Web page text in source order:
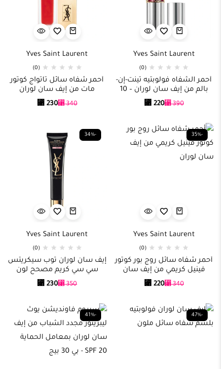
Yves Saint Laurent
(0)
أحمر الشفاه فولوبتيه تينت-إن-
بالم من إيف سان لوران – 10
سيديوس مي بينك
⃁390
⃁ 220
Yves Saint Laurent
(0)
أحمر شفاه سائل تاتواج كوتور
مات من إيف سان لوران
⃁340
⃁ 230
-35%
Yves Saint Laurent
(0)
أحمر شفاه سائل روج بور كوتور
فينيل كريمي من إيف سان
لوران
⃁340
⃁ 220
-34%
Yves Saint Laurent
(0)
إيف سان لوران توب سيكريتس
سي سي كريم مصحح لون
بعامل حماية SPF 35
⃁350
⃁ 230
-47%
-41%